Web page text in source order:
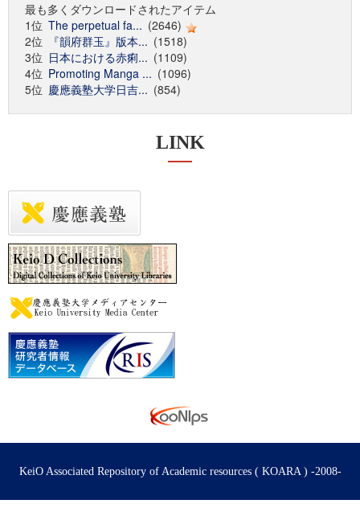
最も多くダウンロードされたアイテム
1位 The perpetual fa... (2646)
2位
『韻府群玉』版本... (1518)
3位 日本における赤痢... (1109)
4位 Promoting Manga ... (1096)
5位 慶應義塾大学日吉... (854)
LINK
KeiO Associated Repository of Academic resources ( KOARA ) -2008-